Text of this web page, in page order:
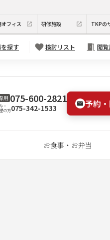
フィス 研修施設 TKPの
探す 検討リスト 閲
用 075-600-2821
・
の方075-342-1533 予約
お食事・お弁当